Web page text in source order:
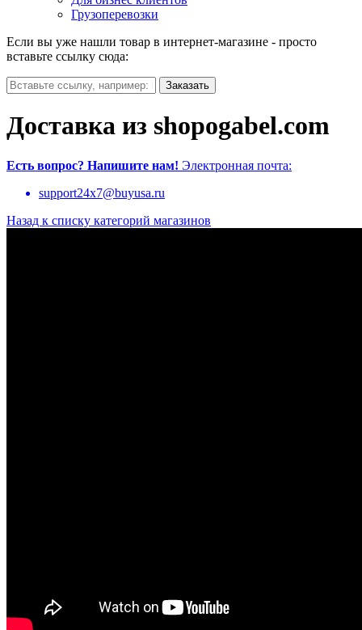
Грузоперевозки
Если вы уже нашли товар в интернет-магазине - просто
вставьте ссылку сюда:
Доставка из shopogabel.com
Есть вопрос? Напишите нам! Электронная почта:
support24x7@buyusa.ru
Назад к списку категорий магазинов